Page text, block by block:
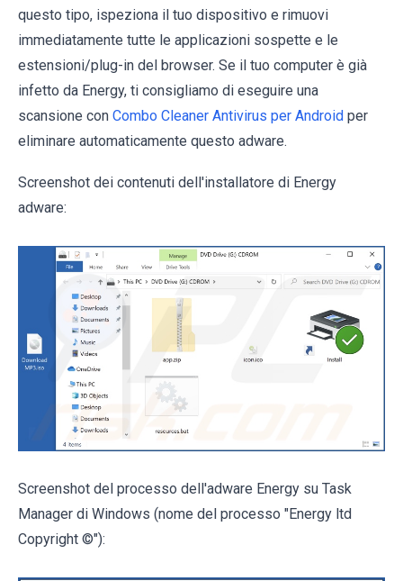
questo tipo, ispeziona il tuo dispositivo e rimuovi
immediatamente tutte le applicazioni sospette e le
estensioni/plug-in del browser. Se il tuo computer è già
infetto da Energy, ti consigliamo di eseguire una
scansione con Combo Cleaner Antivirus per Android per
eliminare automaticamente questo adware.
Screenshot dei contenuti dell'installatore di Energy
adware:
Screenshot del processo dell'adware Energy su Task
Manager di Windows (nome del processo "Energy ltd
Copyright ©"):